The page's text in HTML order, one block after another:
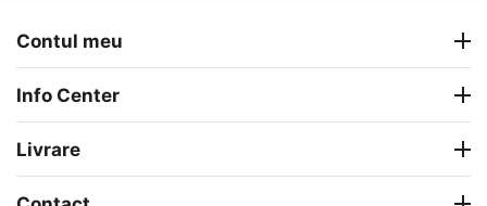
Contul meu
Info Center
Livrare